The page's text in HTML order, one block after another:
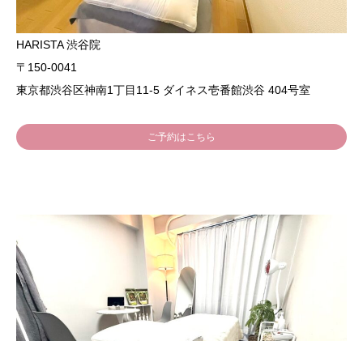
HARISTA 渋谷院
〒150-0041
東京都渋谷区神南1丁目11-5 ダイネス壱番館渋谷 404号室
ご予約はこちら